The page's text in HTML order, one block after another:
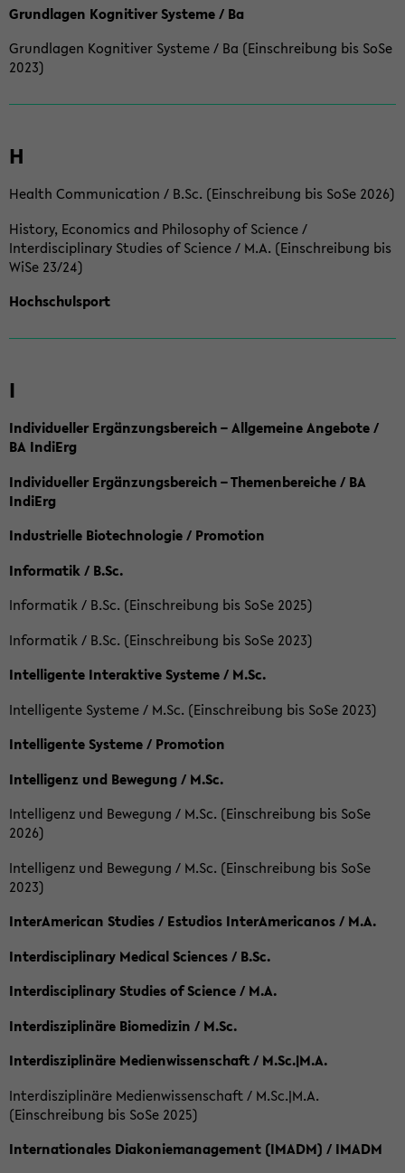
Grundlagen Kognitiver Systeme / Ba
Grundlagen Kognitiver Systeme / Ba (Einschreibung bis SoSe
2023)
H
Health Communication / B.Sc. (Einschreibung bis SoSe 2026)
History, Economics and Philosophy of Science /
Interdisciplinary Studies of Science / M.A. (Einschreibung bis
WiSe 23/24)
Hochschulsport
I
Individueller Ergänzungsbereich – Allgemeine Angebote /
BA IndiErg
Individueller Ergänzungsbereich – Themenbereiche / BA
IndiErg
Industrielle Biotechnologie / Promotion
Informatik / B.Sc.
Informatik / B.Sc. (Einschreibung bis SoSe 2025)
Informatik / B.Sc. (Einschreibung bis SoSe 2023)
Intelligente Interaktive Systeme / M.Sc.
Intelligente Systeme / M.Sc. (Einschreibung bis SoSe 2023)
Intelligente Systeme / Promotion
Intelligenz und Bewegung / M.Sc.
Intelligenz und Bewegung / M.Sc. (Einschreibung bis SoSe
2026)
Intelligenz und Bewegung / M.Sc. (Einschreibung bis SoSe
2023)
InterAmerican Studies / Estudios InterAmericanos / M.A.
Interdisciplinary Medical Sciences / B.Sc.
Interdisciplinary Studies of Science / M.A.
Interdisziplinäre Biomedizin / M.Sc.
Interdisziplinäre Medienwissenschaft / M.Sc.|M.A.
Interdisziplinäre Medienwissenschaft / M.Sc.|M.A.
(Einschreibung bis SoSe 2025)
Internationales Diakoniemanagement (IMADM) / IMADM